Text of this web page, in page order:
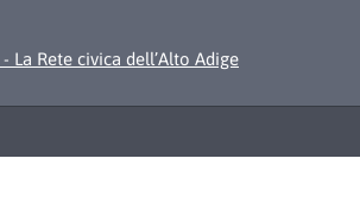
- La Rete civica dell’Alto Adige